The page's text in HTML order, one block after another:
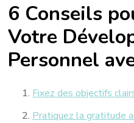
6 Conseils
Votre
Personnel
Fixez des objectifs
Pratiquez la gratitude